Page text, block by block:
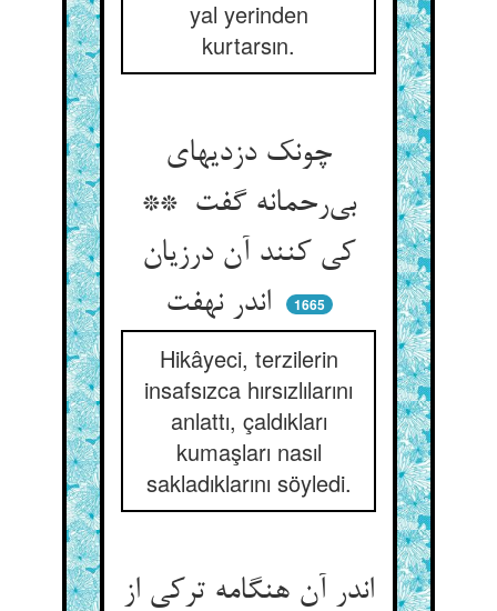
yal yerinden
kurtarsın.
چونک دزدیهای
بی‌رحمانه گفت **
کی کنند آن درزیان
اندر نهفت
1665
Hikâyeci, terzilerin
insafsızca hırsızlılarını
anlattı, çaldıkları
kumaşları nasıl
sakladıklarını söyledi.
اندر آن هنگامه ترکی از